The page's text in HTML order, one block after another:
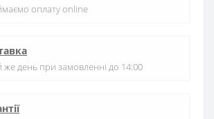
оплату online
же день при замовленні до 14:00